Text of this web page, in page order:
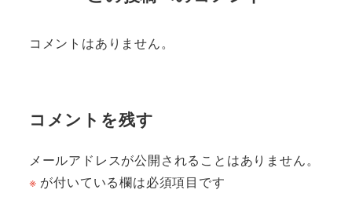
コメントはありません。
コメントを残す
メールアドレスが公開されることはありません。
※ が付いている欄は必須項目です